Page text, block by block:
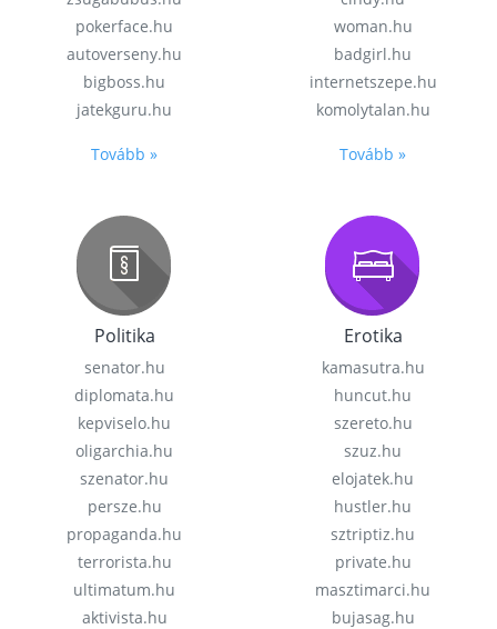
pokerface.hu
autoverseny.hu
bigboss.hu
jatekguru.hu
Tovább »
woman.hu
badgirl.hu
internetszepe.hu
komolytalan.hu
Tovább »
Politika
senator.hu
diplomata.hu
kepviselo.hu
oligarchia.hu
szenator.hu
persze.hu
propaganda.hu
terrorista.hu
ultimatum.hu
aktivista.hu
Erotika
kamasutra.hu
huncut.hu
szereto.hu
szuz.hu
elojatek.hu
hustler.hu
sztriptiz.hu
private.hu
masztimarci.hu
bujasag.hu